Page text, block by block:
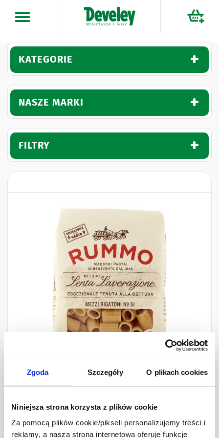
Zgoda Szczegóły O plikach cookies
Niniejsza strona korzysta z plików cookie
Za pomocą plików cookie/pikseli personalizujemy treści i
reklamy, a nasza strona internetowa oferuje funkcje
KATEGORIE
NASZE MARKI
FILTRY
Rummo Makaron Mezzi
Rigatoni
500g